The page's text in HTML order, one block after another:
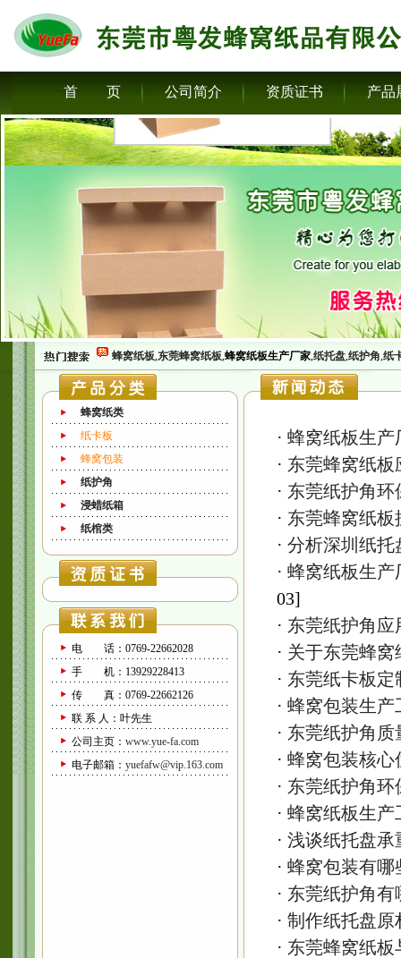
首 页 公司简介 资质证书 产品
蜂窝纸板,东莞蜂窝纸板,蜂窝纸板生产厂家,纸托盘,纸护角,纸
蜂窝纸类
纸卡板
蜂窝包装
纸护角
浸蜡纸箱
纸棺类
电 话：0769-22662028
手 机：13929228413
传 真：0769-22662126
联 系 人：叶先生
公司主页： www.yue-fa.com
电子邮箱： yuefafw@vip.163.com
· 蜂窝纸板生
· 东莞蜂窝纸
· 东莞纸护角
· 东莞蜂窝纸
· 分析深圳纸
· 蜂窝纸板生
03]
· 东莞纸护角
· 关于东莞蜂
· 东莞纸卡板
· 蜂窝包装生
· 东莞纸护角
· 蜂窝包装核
· 东莞纸护角
· 蜂窝纸板生
· 浅谈纸托盘
· 蜂窝包装有
· 东莞纸护角
· 制作纸托盘
· 东莞蜂窝纸